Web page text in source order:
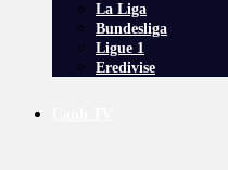
La Liga
Bundesliga
Ligue 1
Eredivise